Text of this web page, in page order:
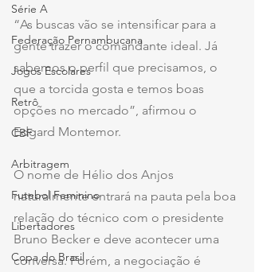
Série A
Federação Pernambucana
Jogos Escolares
Retrô
CBF
Arbitragem
Futebol Feminino
Libertadores
Copa do Brasil
“As buscas vão se intensificar para a
gente trazer o comandante ideal. Já
sabemos o perfil que precisamos, o
que a torcida gosta e temos boas
opções no mercado”, afirmou o
Edgard Montemor.
O nome de Hélio dos Anjos
naturalmente entrará na pauta pela boa
relação do técnico com o presidente
Bruno Becker e deve acontecer uma
conversa. Porém, a negociação é